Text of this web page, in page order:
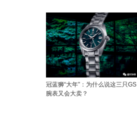
冠蓝狮“大年”：为什么说这三只GS
腕表又会大卖？